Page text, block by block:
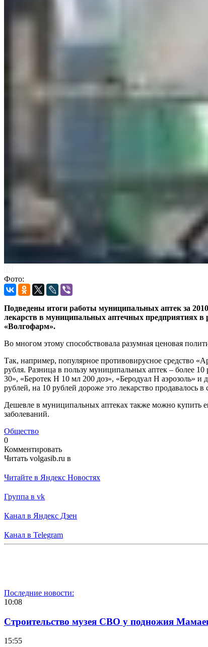
Фото:
Подведены итоги работы муниципальных аптек за
лекарств в муниципальных аптечных предприятиях в
«Волгофарм».
Во многом этому способствовала разумная ценовая
Так, например, популярное противовирусное средство
рубля. Разница в пользу муниципальных аптек – более
30», «Беротек Н 10 мл 200 доз», «Беродуал Н аэрозоль»
рублей, на 10 рублей дороже это лекарство продавалось
Дешевле в муниципальных аптеках также можно купить
заболеваний.
Общество
0
Комментировать
Читать volgasib.ru в
Читайте в Яндекс Новостях
Группа в vk
Канал в Яндекс Дзен
Канал в Telegram
Последние новости:
10:08
Строительство музея СВО у подножия
15:55